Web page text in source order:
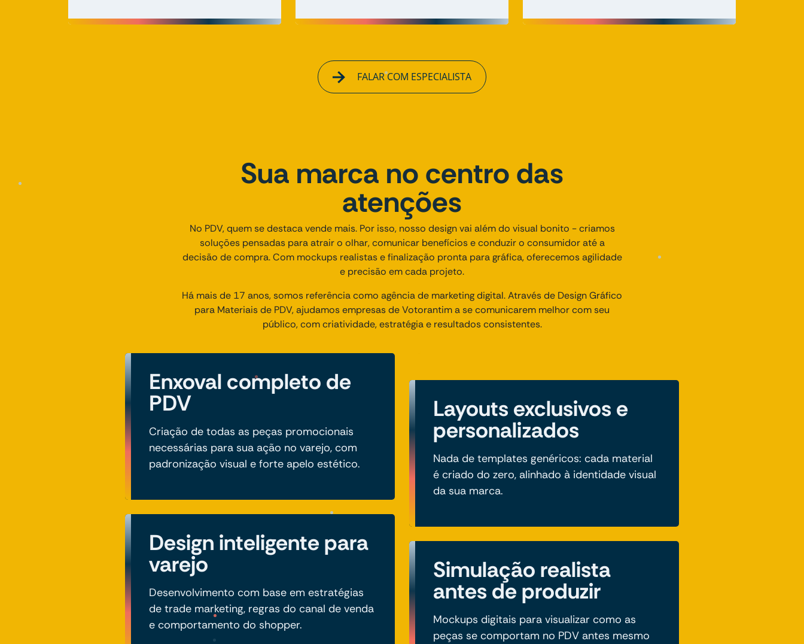
FALAR COM ESPECIALISTA
Sua marca no centro das
atenções
No PDV, quem se destaca vende mais. Por isso, nosso design vai além do visual bonito - criamos
soluções pensadas para atrair o olhar, comunicar benefícios e conduzir o consumidor até a
decisão de compra. Com mockups realistas e finalização pronta para gráfica, oferecemos agilidade
e precisão em cada projeto.
Há mais de 17 anos, somos referência como agência de marketing digital. Através de Design Gráfico
para Materiais de PDV, ajudamos empresas de Votorantim a se comunicarem melhor com seu
público, com criatividade, estratégia e resultados consistentes.
Enxoval completo de
PDV
Criação de todas as peças promocionais
necessárias para sua ação no varejo, com
padronização visual e forte apelo estético.
Design inteligente para
varejo
Desenvolvimento com base em estratégias
de trade marketing, regras do canal de venda
e comportamento do shopper.
Layouts exclusivos e
personalizados
Nada de templates genéricos: cada material
é criado do zero, alinhado à identidade visual
da sua marca.
Simulação realista
antes de produzir
Mockups digitais para visualizar como as
peças se comportam no PDV antes mesmo